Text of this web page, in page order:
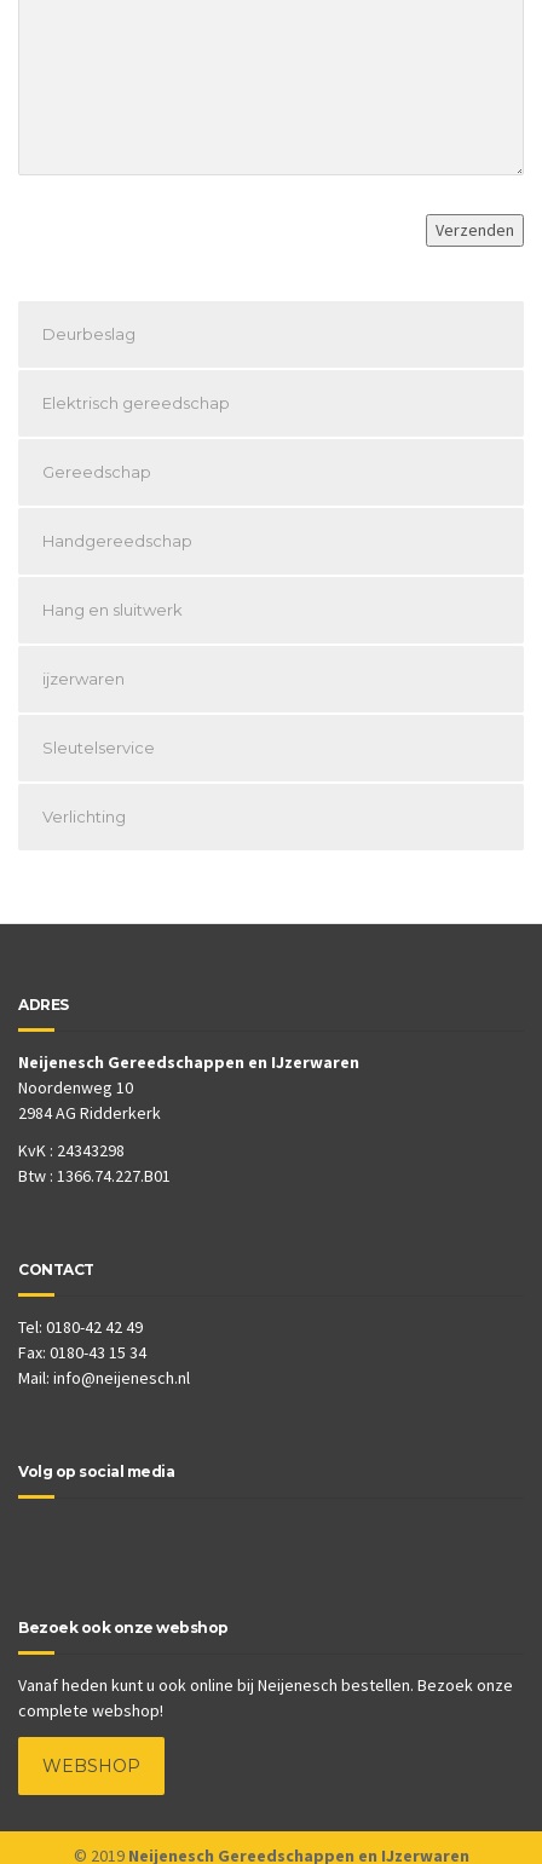
Deurbeslag
Elektrisch gereedschap
Gereedschap
Handgereedschap
Hang en sluitwerk
ijzerwaren
Sleutelservice
Verlichting
ADRES
Neijenesch Gereedschappen en IJzerwaren
Noordenweg 10
2984 AG Ridderkerk
KvK : 24343298
Btw : 1366.74.227.B01
CONTACT
Tel: 0180-42 42 49
Fax: 0180-43 15 34
Mail: info@neijenesch.nl
Volg op social media
Bezoek ook onze webshop
Vanaf heden kunt u ook online bij Neijenesch bestellen. Bezoek onze
complete webshop!
WEBSHOP
© 2019 Neijenesch Gereedschappen en IJzerwaren